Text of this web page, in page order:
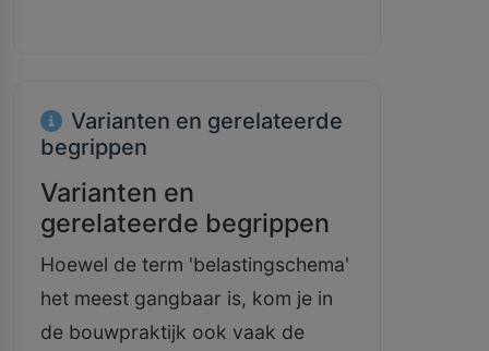
Varianten en gerelateerde
begrippen
Varianten en
gerelateerde begrippen
Hoewel de term 'belastingschema'
het meest gangbaar is, kom je in
de bouwpraktijk ook vaak de